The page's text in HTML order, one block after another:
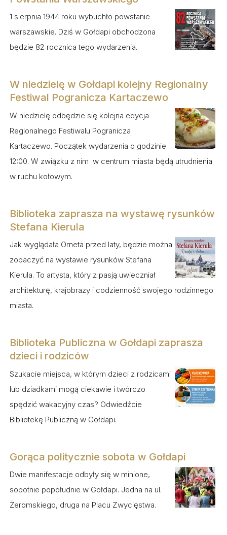
1 sierpnia 1944 roku wybuchło powstanie
warszawskie. Dziś w Gołdapi obchodzona
będzie 82 rocznica tego wydarzenia.
W niedzielę w Gołdapi kolejny Regionalny
Festiwal Pogranicza Kartaczewo
W niedzielę odbędzie się kolejna edycja
Regionalnego Festiwalu Pogranicza
Kartaczewo. Początek wydarzenia o godzinie
12:00. W związku z nim w centrum miasta będą utrudnienia
w ruchu kołowym.
Biblioteka zaprasza na wystawę rysunków
Stefana Kierula
Jak wyglądała Orneta przed laty, będzie można
zobaczyć na wystawie rysunków Stefana
Kierula. To artysta, który z pasją uwieczniał
architekturę, krajobrazy i codzienność swojego rodzinnego
miasta.
Biblioteka Publiczna w Gołdapi zaprasza
dzieci i rodziców
Szukacie miejsca, w którym dzieci z rodzicami
lub dziadkami mogą ciekawie i twórczo
spędzić wakacyjny czas? Odwiedźcie
Bibliotekę Publiczną w Gołdapi.
Gorąca politycznie sobota w Gołdapi
Dwie manifestacje odbyły się w minione,
sobotnie popołudnie w Gołdapi. Jedna na ul.
Żeromskiego, druga na Placu Zwycięstwa.